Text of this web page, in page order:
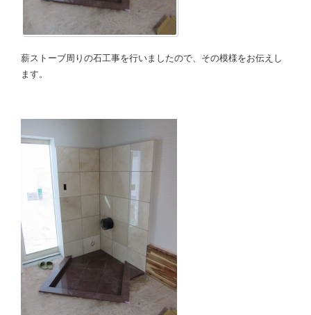
薪ストーブ周りの石工事を行いましたので、その模様をお伝えし
ます。